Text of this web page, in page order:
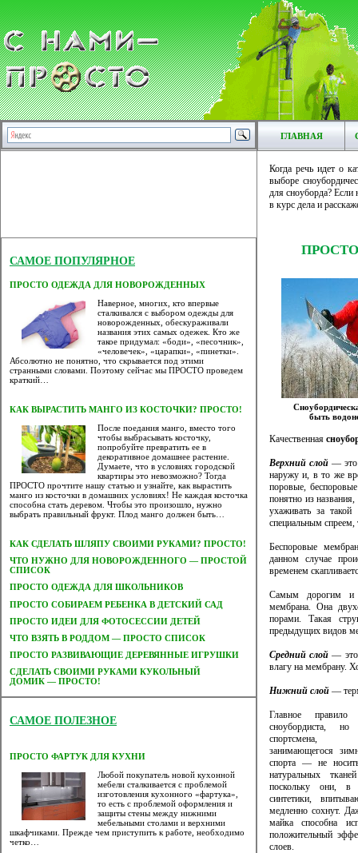
ГЛАВНАЯ
САМОЕ ПОПУЛЯРНОЕ
ПРОСТО ОДЕЖДА ДЛЯ НОВОРОЖДЕННЫХ
Наверное, многих, кто впервые
сталкивался с выбором одежды для
новорожденных, обескураживали
названия этих самых одежек. Кто же
такое придумал: «боди», «песочник»,
«человечек», «царапки», «пинетки».
Абсолютно не понятно, что скрывается под этими
странными словами. Поэтому сейчас мы ПРОСТО проведем
краткий…
КАК ВЫРАСТИТЬ МАНГО ИЗ КОСТОЧКИ? ПРОСТО!
После поедания манго, вместо того
чтобы выбрасывать косточку,
попробуйте превратить ее в
декоративное домашнее растение.
Думаете, что в условиях городской
квартиры это невозможно? Тогда
ПРОСТО прочтите нашу статью и узнайте, как вырастить
манго из косточки в домашних условиях! Не каждая косточка
способна стать деревом. Чтобы это произошло, нужно
выбрать правильный фрукт. Плод манго должен быть…
КАК СДЕЛАТЬ ШЛЯПУ СВОИМИ РУКАМИ? ПРОСТО!
ЧТО НУЖНО ДЛЯ НОВОРОЖДЕННОГО — ПРОСТОЙ
СПИСОК
ПРОСТО ОДЕЖДА ДЛЯ ШКОЛЬНИКОВ
ПРОСТО СОБИРАЕМ РЕБЕНКА В ДЕТСКИЙ САД
ПРОСТО ИДЕИ ДЛЯ ФОТОСЕССИИ ДЕТЕЙ
ЧТО ВЗЯТЬ В РОДДОМ — ПРОСТО СПИСОК
ПРОСТО РАЗВИВАЮЩИЕ ДЕРЕВЯННЫЕ ИГРУШКИ
CДЕЛАТЬ СВОИМИ РУКАМИ КУКОЛЬНЫЙ
ДОМИК — ПРОСТО!
САМОЕ ПОЛЕЗНОЕ
ПРОСТО ФАРТУК ДЛЯ КУХНИ
Любой покупатель новой кухонной
мебели сталкивается с проблемой
изготовления кухонного «фартука»,
то есть с проблемой оформления и
защиты стены между нижними
мебельными столами и верхними
шкафчиками. Прежде чем приступить к работе, необходимо
четко…
Когда речь идет о
выборе
для сноуборда? Если
в курс дела и
быть
Качественная
Верхний слой — это
наружу и, в то же
поровые,
понятно из
ухаживать за
специальным спреем,
Беспоровые
данном случае
временем
Самым дорогим и
мембрана. Она
порами. Такая
предыдущих видов
Средний слой — это
влагу на мембрану.
Нижний слой —
Главное
сноубордиста,
спортсмена,
занимающегося
спорта — не
натуральных
поскольку они, в
синтетики,
медленно сохнут.
майка способна
положительный
слоев.